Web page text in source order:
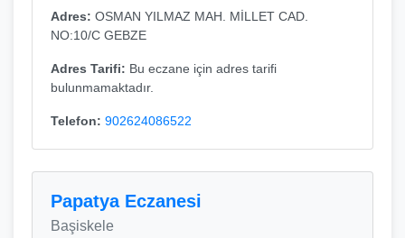
Adres: OSMAN YILMAZ MAH. MİLLET CAD.
NO:10/C GEBZE
Adres Tarifi: Bu eczane için adres tarifi
bulunmamaktadır.
Telefon: 902624086522
Papatya Eczanesi
Başiskele